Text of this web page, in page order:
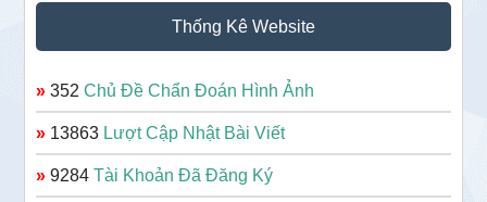
Thống Kê Website
» 352Chủ Đề Chẩn Đoán Hình Ảnh
» 13863 Lượt Cập Nhật Bài Viết
» 9284Tài Khoản Đã Đăng Ký